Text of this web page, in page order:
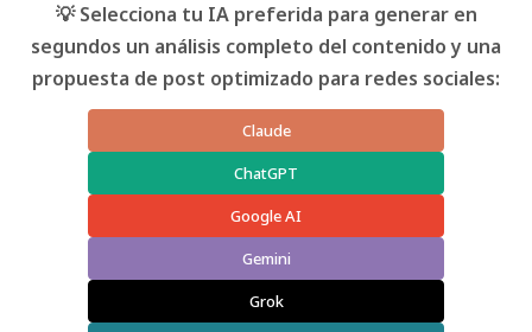
💡 Selecciona tu IA preferida para generar en
segundos un análisis completo del contenido y una
propuesta de post optimizado para redes sociales:
Claude
ChatGPT
Google AI
Gemini
Grok